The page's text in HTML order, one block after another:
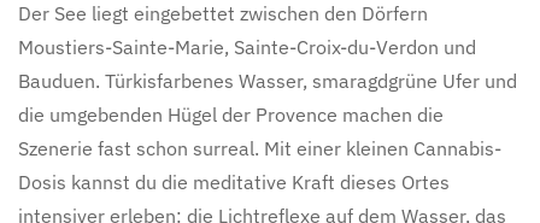
Der See liegt eingebettet zwischen den Dörfern
Moustiers-Sainte-Marie, Sainte-Croix-du-Verdon und
Bauduen. Türkisfarbenes Wasser, smaragdgrüne Ufer und
die umgebenden Hügel der Provence machen die
Szenerie fast schon surreal. Mit einer kleinen Cannabis-
Dosis kannst du die meditative Kraft dieses Ortes
intensiver erleben: die Lichtreflexe auf dem Wasser, das